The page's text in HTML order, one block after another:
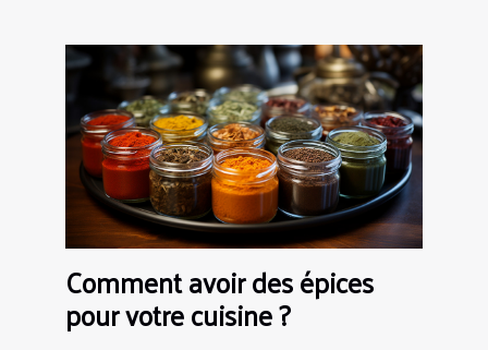
Comment avoir des épices
pour votre cuisine ?